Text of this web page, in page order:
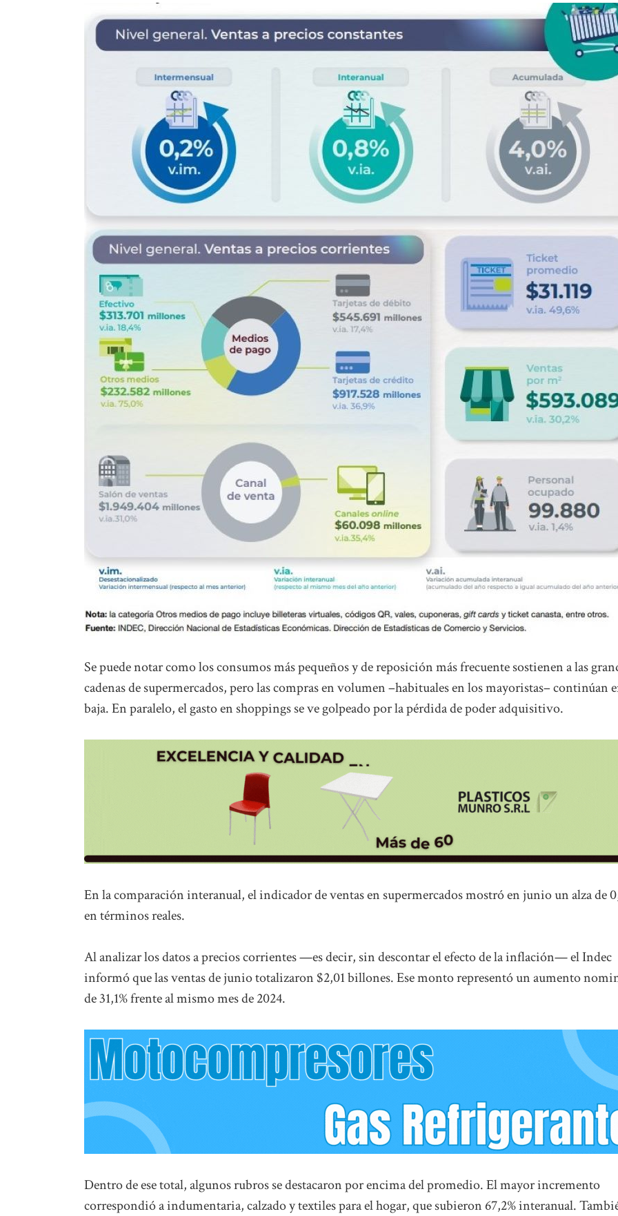
Se puede notar como los consumos más pequeños y de reposición más frecuente sostienen a las
cadenas de supermercados, pero las compras en volumen –habituales en los mayoristas– continúan
baja. En paralelo, el gasto en shoppings se ve golpeado por la pérdida de poder adquisitivo.
En la comparación interanual, el indicador de ventas en supermercados mostró en junio un alza de
en términos reales.
Al analizar los datos a precios corrientes —es decir, sin descontar el efecto de la inflación— el Indec
informó que las ventas de junio totalizaron $2,01 billones. Ese monto representó un aumento
de 31,1% frente al mismo mes de 2024.
Dentro de ese total, algunos rubros se destacaron por encima del promedio. El mayor incremento
correspondió a indumentaria, calzado y textiles para el hogar, que subieron 67,2% interanual.